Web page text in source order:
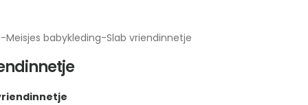
-Meisjes babykleding-Slab vriendinnetje